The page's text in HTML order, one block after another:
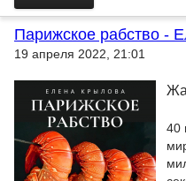
Парижское рабство -
19 апреля 2022, 21:01
40